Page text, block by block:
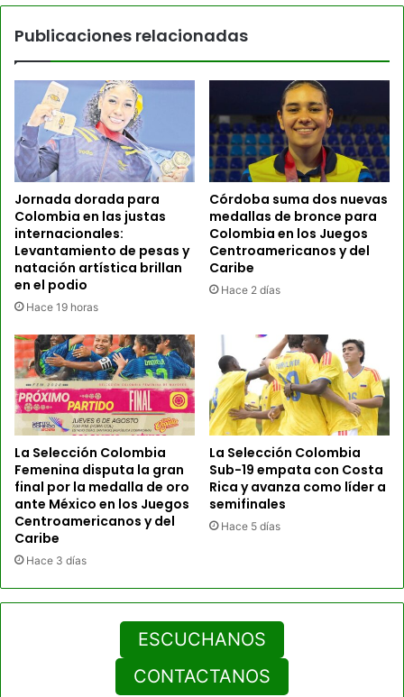
Publicaciones relacionadas
Jornada dorada para
Colombia en las justas
internacionales:
Levantamiento de pesas y
natación artística brillan
en el podio
Hace 19 horas
Córdoba suma dos nuevas
medallas de bronce para
Colombia en los Juegos
Centroamericanos y del
Caribe
Hace 2 días
La Selección Colombia
Femenina disputa la gran
final por la medalla de oro
ante México en los Juegos
Centroamericanos y del
Caribe
Hace 3 días
La Selección Colombia
Sub-19 empata con Costa
Rica y avanza como líder a
semifinales
Hace 5 días
ESCUCHANOS
CONTACTANOS